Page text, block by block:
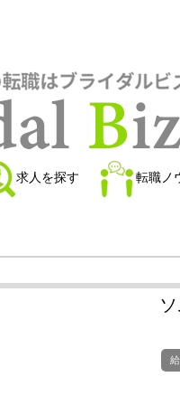
求人を探す 転職ノ